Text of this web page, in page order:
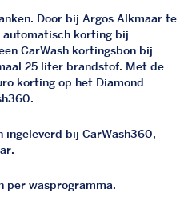
Door bij Argos Alkmaar te
automatisch korting bij
CarWash kortingsbon bij
25 liter brandstof. Met de
korting op het Diamond
ingeleverd bij CarWash360,
per wasprogramma.